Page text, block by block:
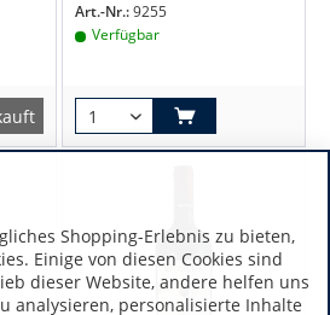
Art.-Nr.:9255
Verfügbar
Shopping-Erlebnis zu bieten,
Einige von diesen Cookies sind
dieser Website, andere helfen uns
analysieren, personalisierte Inhalte